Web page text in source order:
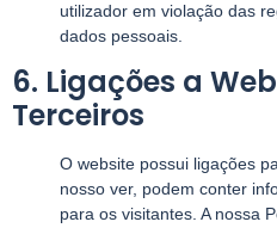
utilizador em violação das
dados pessoais.
6. Ligações a
Terceiros
O website possui ligações
nosso ver, podem conter
para os visitantes. A nossa